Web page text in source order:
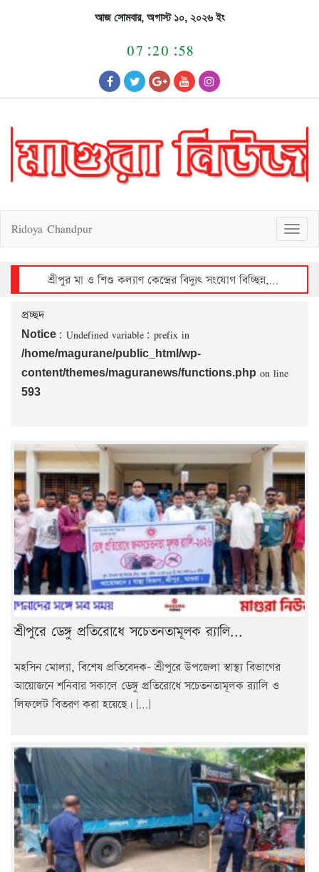
আজ সোমবার, অগাস্ট ১০, ২০২৬ ইং
07:20:58
T
o
g
l
a
t
Ridoya Chandpur
শ্রীপুর মা ও শিশু কল্যাণ কেন্দ্রের বিদ্যুৎ সংযোগ বিচ্ছিন্ন, রোগীদের দুর্ভোগ
প্রচ্ছদ
Notice : Undefined variable: prefix in
/home/magurane/public_html/wp-
content/themes/maguranews/functions.php on line
593
শ্রীপুরে ডেঙ্গু প্রতিরোধে সচেতনতামূলক র‍্যালি...
মহসিন মোল্যা, বিশেষ প্রতিবেদক- শ্রীপুরে উপজেলা স্বাস্থ্য বিভাগের
আয়োজনে শনিবার সকালে ডেঙ্গু প্রতিরোধে সচেতনতামূলক র‍্যালি ও
লিফলেট বিতরণ করা হয়েছে। […]